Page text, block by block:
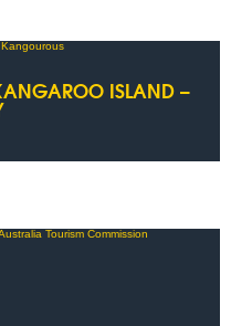
ISLAND –